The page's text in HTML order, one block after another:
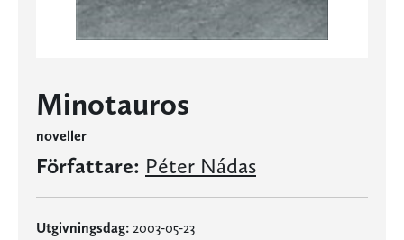
Minotauros
noveller
Författare: Péter Nádas
Utgivningsdag: 2003-05-23